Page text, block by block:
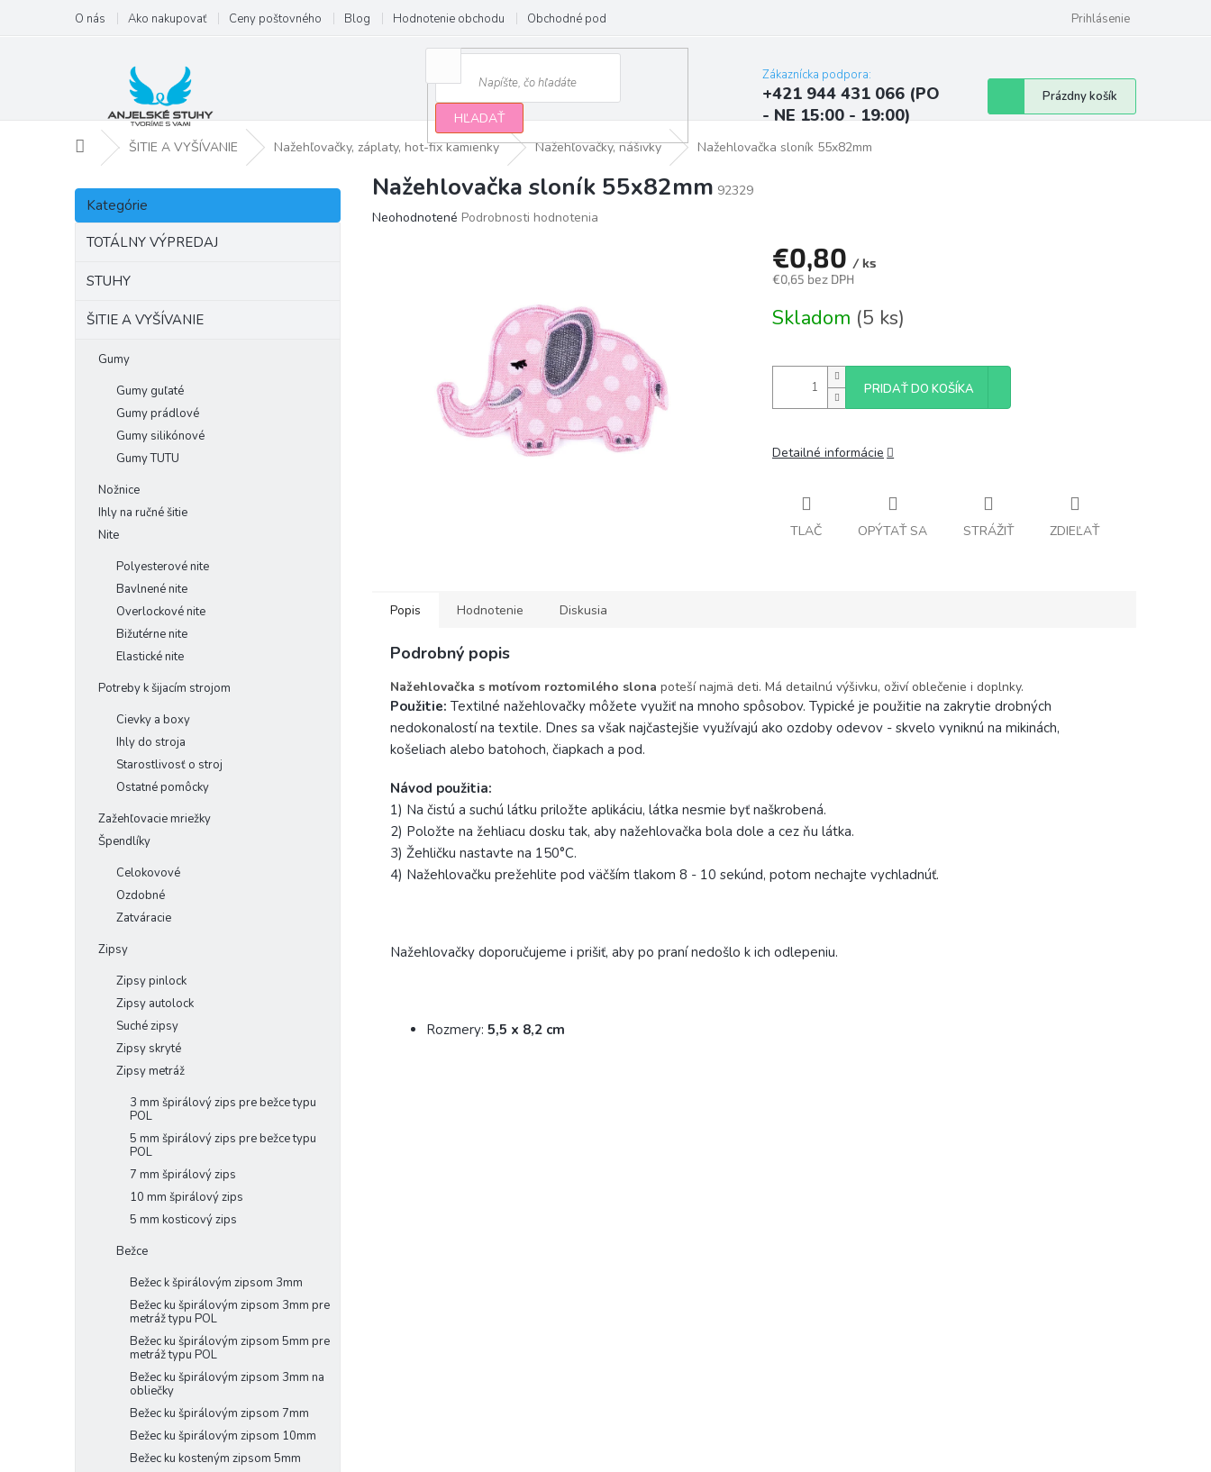
obsah
O nás Ako nakupovať Ceny poštovného Blog Hodnotenie obchodu Obchodné podmienky Najčastejšie otázky a odpovede
Prihlásenie
HĽADAŤ
Zákaznícka podpora:
+421 944 431 066 (PO
- NE 15:00 - 19:00)
Nákupný
košík
Prázdny košík
DomovŠITIE A VYŠÍVANIE Nažehľovačky, záplaty, hot-fix kamienky Nažehľovačky, nášivky Nažehlovačka sloník 55x82mm
B
č
Preskočiť
kategórie
Kategórie
TOTÁLNY VÝPREDAJ
STUHY
ŠITIE A VYŠÍVANIE
Gumy
Gumy guľaté
Gumy prádlové
Gumy silikónové
Gumy TUTU
Nožnice
Ihly na ručné šitie
Nite
Polyesterové nite
Bavlnené nite
Overlockové nite
Bižutérne nite
Elastické nite
Potreby k šijacím strojom
Cievky a boxy
Ihly do stroja
Starostlivosť o stroj
Ostatné pomôcky
Zažehľovacie mriežky
Špendlíky
Celokovové
Ozdobné
Zatváracie
Zipsy
Zipsy pinlock
Zipsy autolock
Suché zipsy
Zipsy skryté
Zipsy metráž
3 mm špirálový zips pre bežce typu
POL
5 mm špirálový zips pre bežce typu
POL
7 mm špirálový zips
10 mm špirálový zips
5 mm kosticový zips
Bežce
Bežec k špirálovým zipsom 3mm
Bežec ku špirálovým zipsom 3mm pre
metráž typu POL
Bežec ku špirálovým zipsom 5mm pre
metráž typu POL
Bežec ku špirálovým zipsom 3mm na
obliečky
Bežec ku špirálovým zipsom 7mm
Bežec ku špirálovým zipsom 10mm
Bežec ku kosteným zipsom 5mm
Nažehlovačka sloník 55x82mm 92329
Priemerné
Neohodnotené Podrobnosti hodnotenia
€0,80 / ks
€0,65 bez DPH
cena:
Skladom (5 ks)
PRIDAŤ DO KOŠÍKA
Detailné informácie
TLAČ OPÝTAŤ SA STRÁŽIŤ ZDIEĽAŤ
Popis Hodnotenie Diskusia
Podrobný popis
Nažehlovačka s motívom roztomilého slona poteší najmä deti. Má detailnú výšivku, oživí oblečenie i doplnky.
Použitie: Textilné nažehlovačky môžete využiť na mnoho spôsobov. Typické je použitie na zakrytie drobných
nedokonalostí na textile. Dnes sa však najčastejšie využívajú ako ozdoby odevov - skvelo vyniknú na mikinách,
košeliach alebo batohoch, čiapkach a pod.
Návod použitia:
1) Na čistú a suchú látku priložte aplikáciu, látka nesmie byť naškrobená.
2) Položte na žehliacu dosku tak, aby nažehlovačka bola dole a cez ňu látka.
3) Žehličku nastavte na 150°C.
4) Nažehlovačku prežehlite pod väčším tlakom 8 - 10 sekúnd, potom nechajte vychladnúť.
Nažehlovačky doporučujeme i prišiť, aby po praní nedošlo k ich odlepeniu.
Rozmery: 5,5 x 8,2 cm